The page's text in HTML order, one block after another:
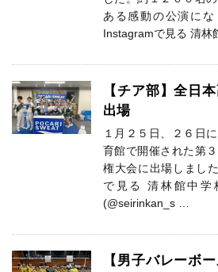
ある感動の公演に
Instagramで見る 清林
【チア部】全日
出場
１月２５日、２６日
育館で開催された第
権大会に出場しまし
で見る 清林館中学
(@seirinkan_s …
【男子バレーボ